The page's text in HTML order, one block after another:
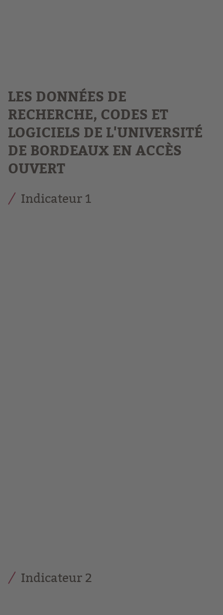
LES DONNÉES DE
RECHERCHE, CODES ET
LOGICIELS DE L'UNIVERSITÉ
DE BORDEAUX EN ACCÈS
OUVERT
Indicateur 1
Indicateur 2